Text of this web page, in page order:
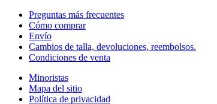
Preguntas más frecuentes
Cómo comprar
Envío
Cambios de talla, devoluciones, reembolsos.
Condiciones de venta
Minoristas
Mapa del sitio
Política de privacidad